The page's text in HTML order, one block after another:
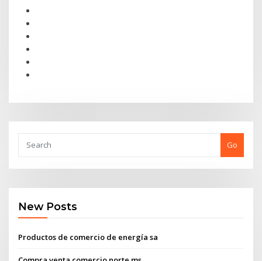
Go
New Posts
Productos de comercio de energía sa